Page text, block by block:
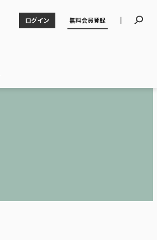
ログイン 無料会員登録 |